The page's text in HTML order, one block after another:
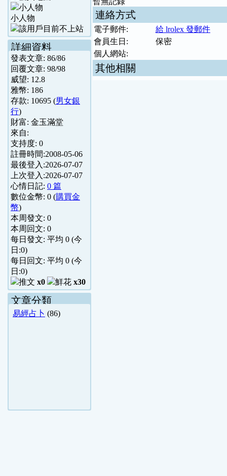
小人物
詳細資料
發表文章: 86/86
回覆文章: 98/98
威望: 12.8
雅幣: 186
存款: 10695 (男女銀
行)
財富: 金玉滿堂
來自:
支持度: 0
註冊時間:2008-05-06
最後登入:2026-07-07
上次登入:2026-07-07
心情日記: 0 篇
數位金幣: 0 (購買金
幣)
本周發文: 0
本周回文: 0
每日發文: 平均 0 (今
日:0)
每日回文: 平均 0 (今
日:0)
x0
x30
文章分類
易經占卜 (86)
連絡方式
電子郵件:
給 lrolex 發郵件
會員生日:
保密
個人網站:
其他相關